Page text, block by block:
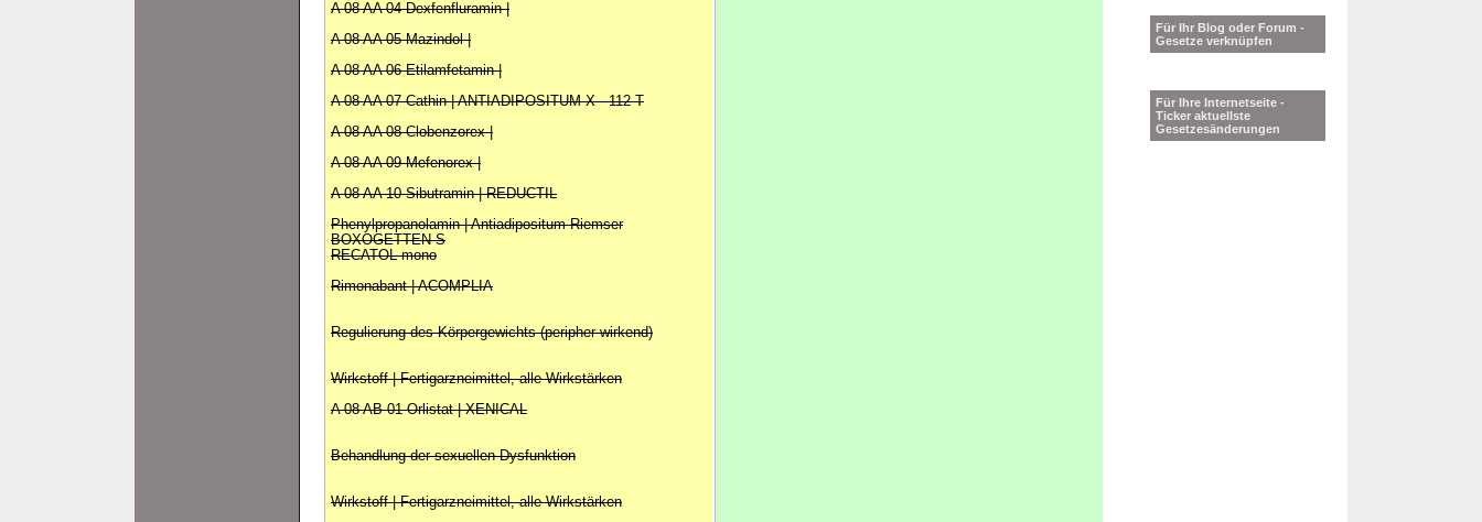
A 08 AA 04 Dexfenfluramin |
A 08 AA 05 Mazindol |
A 08 AA 06 Etilamfetamin |
A 08 AA 07 Cathin | ANTIADIPOSITUM X - 112 T
A 08 AA 08 Clobenzorex |
A 08 AA 09 Mefenorex |
A 08 AA 10 Sibutramin | REDUCTIL
Phenylpropanolamin | Antiadipositum Riemser
BOXOGETTEN S
RECATOL mono
Rimonabant | ACOMPLIA
Regulierung des Körpergewichts (peripher wirkend)
Wirkstoff | Fertigarzneimittel, alle Wirkstärken
A 08 AB 01 Orlistat | XENICAL
Behandlung der sexuellen Dysfunktion
Wirkstoff | Fertigarzneimittel, alle Wirkstärken
Für Ihr Blog oder Forum -
Gesetze verknüpfen
Für Ihre Internetseite -
Ticker aktuellste
Gesetzesänderungen